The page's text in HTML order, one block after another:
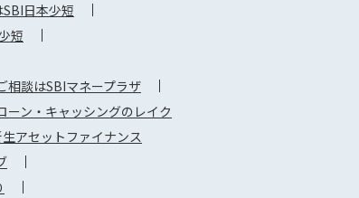
日本少短
短
相談はSBIマネープラザ
ーン・キャッシングのレイク
アセットファイナンス